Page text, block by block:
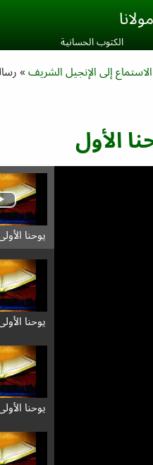
Skip
الكتوب الحسانية‎
الاستماع إلى الإنجيل الشريف
الأول
يوحنا الأولى
يوحنا الأولى
يوحنا الأولى